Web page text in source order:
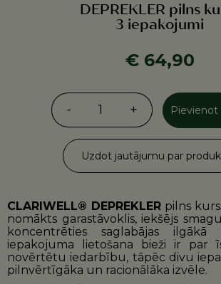
DEPREKLER pilns
3 iepakojumi
€ 64,90
- 1 +
Uzdot jautājumu par
CLARIWELL® DEPREKLER pilns
nomākts garastāvoklis, iekšējs
koncentrēties saglabājas ilgākā
iepakojuma lietošana bieži ir par
novērtētu iedarbību, tāpēc divu
pilnvērtīgāka un racionālāka izvēle.